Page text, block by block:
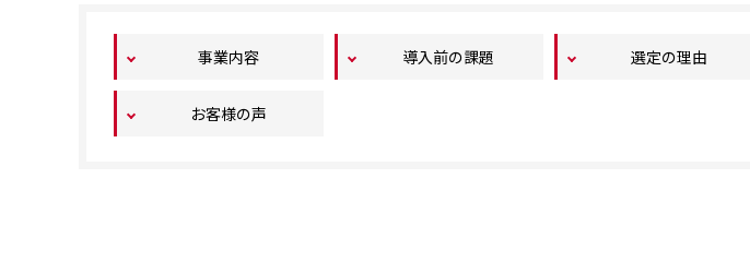
事業内容 導入前の課題 選定の理由
お客様の声